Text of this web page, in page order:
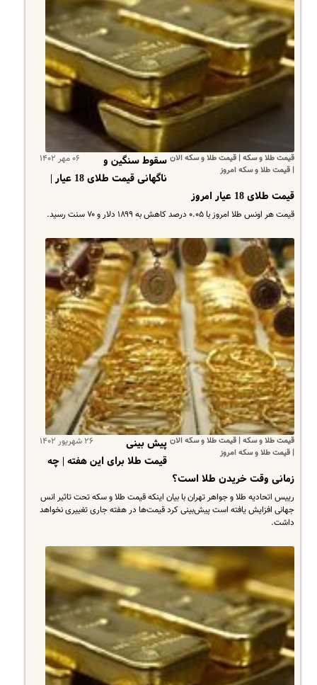
قیمت طلا و سکه | قیمت طلا و سکه الان
| قیمت طلا و سکه امروز
۰۶ مهر ۱۴۰۲
سقوط سنگین و
ناگهانی قیمت طلای 18 عیار |
قیمت طلای 18 عیار امروز
قیمت هر اونس طلا امروز با ۰.۰۵ درصد کاهش به ۱۸۹۹ دلار و ۷۰ سنت رسید.
قیمت طلا و سکه | قیمت طلا و سکه الان
| قیمت طلا و سکه امروز
۲۶ شهریور ۱۴۰۲
پیش بینی
قیمت طلا برای این هفته | چه
زمانی وقت خریدن طلا است؟
رییس اتحادیه طلا و جواهر تهران با بیان اینکه قیمت طلا و سکه تحت تاثیر انس
جهانی افزایش یافته است پیش‌بینی کرد قیمت‌ها در هفته جاری تغییری نخواهد
داشت.